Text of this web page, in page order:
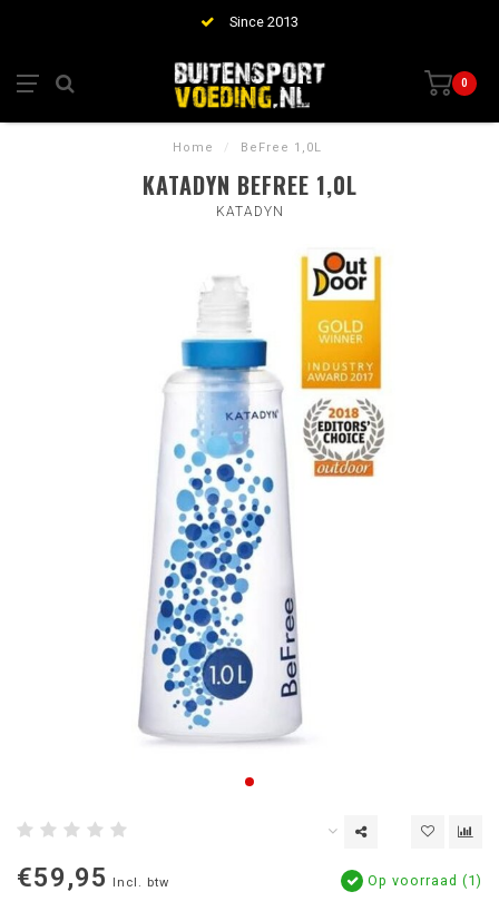
Since 2013
0
Home / BeFree 1,0L
KATADYN BEFREE 1,0L
KATADYN
€59,95 Incl. btw Op voorraad (1)